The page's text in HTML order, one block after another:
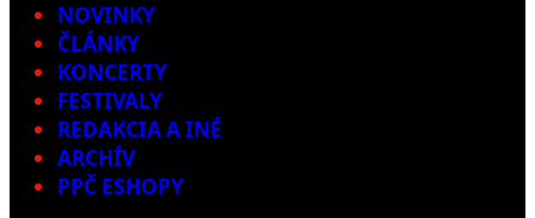
NOVINKY
ČLÁNKY
KONCERTY
FESTIVALY
REDAKCIA A INÉ
ARCHÍV
PPČ ESHOPY